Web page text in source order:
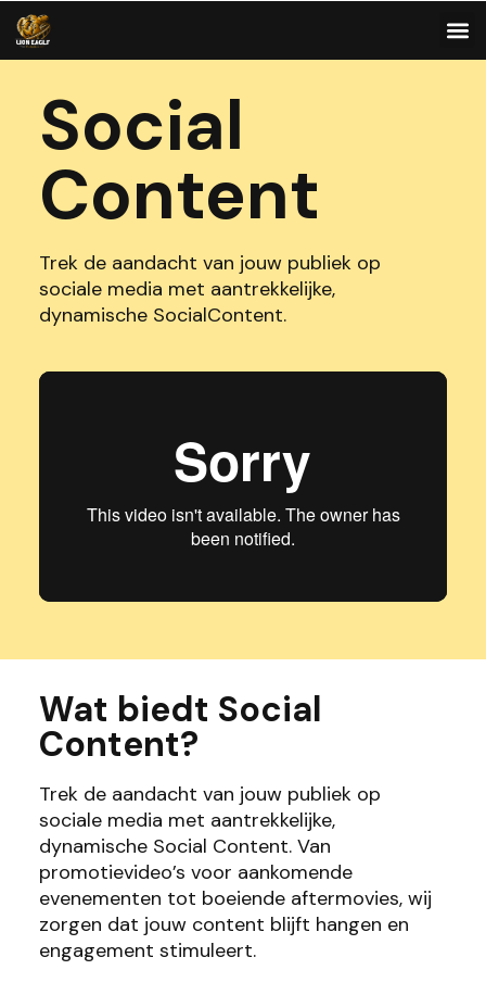
Social
Content
Trek de aandacht van jouw publiek op
sociale media met aantrekkelijke,
dynamische SocialContent.
Wat biedt Social
Content?
Trek de aandacht van jouw publiek op
sociale media met aantrekkelijke,
dynamische Social Content. Van
promotievideo’s voor aankomende
evenementen tot boeiende aftermovies, wij
zorgen dat jouw content blijft hangen en
engagement stimuleert.